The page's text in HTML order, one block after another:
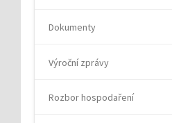
Dokumenty
Výroční zprávy
Rozbor hospodaření